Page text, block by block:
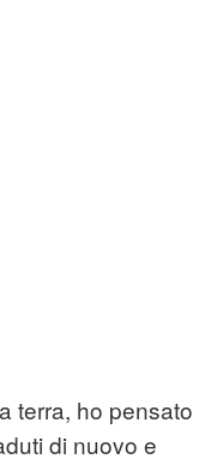
terra, ho pensato
di nuovo e